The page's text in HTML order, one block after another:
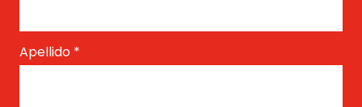
Apellido *